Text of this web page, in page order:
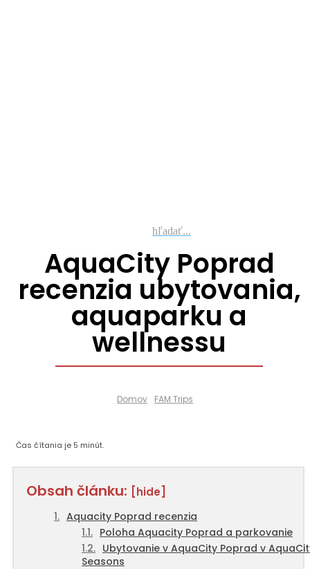
hľadať...
AquaCity Poprad
recenzia ubytovania,
aquaparku a
wellnessu
Domov FAM Trips
Čas čítania je 5 minút.
Obsah článku: [hide]
Aquacity Poprad recenzia
Poloha Aquacity Poprad a parkovanie
Ubytovanie v AquaCity Poprad v
Seasons